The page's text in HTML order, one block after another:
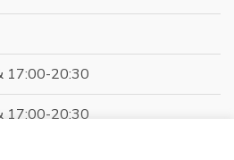
17:00-20:30
17:00-20:30